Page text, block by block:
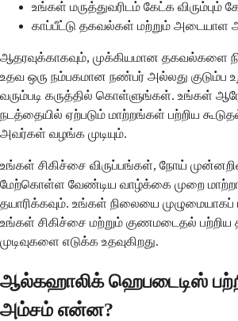
உங்கள் மருத்துவரிடம் கேட்க விரும்பும்
காப்பீட்டு தகவல்கள் மற்றும் அடையாள
ஆதரவுக்காகவும், முக்கியமான தகவல்களை
உதவ ஒரு நம்பகமான நண்பர் அல்லது குடும்ப
வரும்படி கருத்தில் கொள்ளுங்கள். உங்கள்
நடத்தையில் ஏற்படும் மாற்றங்கள் பற்றிய
அவர்கள் வழங்க முடியும்.
உங்கள் சிகிச்சை விருப்பங்கள், நோய்
மேற்கொள்ள வேண்டிய வாழ்க்கை முறை
தயாரிக்கவும். உங்கள் நிலையை முழுமையாகப்
உங்கள் சிகிச்சை மற்றும் குணமடைதல் பற்றிய
முடிவுகளை எடுக்க உதவுகிறது.
ஆல்கஹாலிக் ஹெபடைடிஸ்
அம்சம் என்ன?